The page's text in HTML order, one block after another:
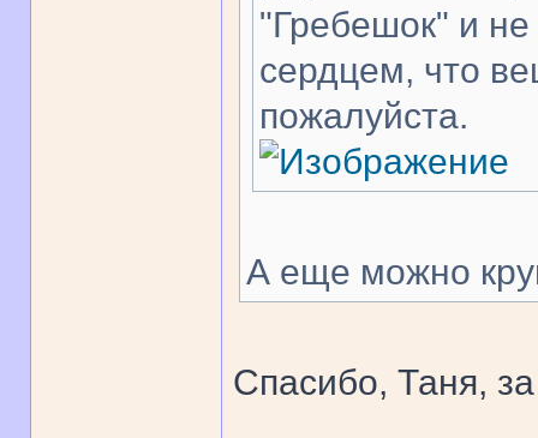
"Гребешок" и
сердцем, что
пожалуйста.
А еще можно
Спасибо, Таня,